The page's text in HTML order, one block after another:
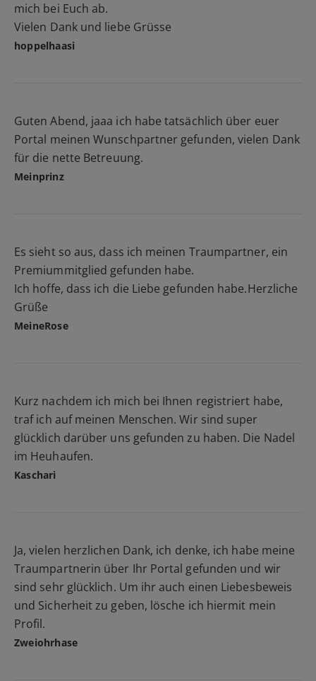
mich bei Euch ab.
Vielen Dank und liebe Grüsse
hoppelhaasi
Guten Abend, jaaa ich habe tatsächlich über euer
Portal meinen Wunschpartner gefunden, vielen Dank
für die nette Betreuung.
Meinprinz
Es sieht so aus, dass ich meinen Traumpartner, ein
Premiummitglied gefunden habe.
Ich hoffe, dass ich die Liebe gefunden habe.Herzliche
Grüße
MeineRose
Kurz nachdem ich mich bei Ihnen registriert habe,
traf ich auf meinen Menschen. Wir sind super
glücklich darüber uns gefunden zu haben. Die Nadel
im Heuhaufen.
Kaschari
Ja, vielen herzlichen Dank, ich denke, ich habe meine
Traumpartnerin über Ihr Portal gefunden und wir
sind sehr glücklich. Um ihr auch einen Liebesbeweis
und Sicherheit zu geben, lösche ich hiermit mein
Profil.
Zweiohrhase